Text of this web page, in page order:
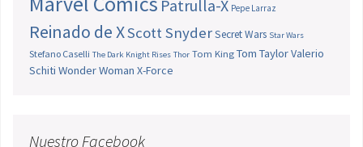
Patrulla-X Pepe Larraz
Reinado de XScott SnyderSecret Wars Star Wars
Stefano Caselli The Dark Knight Rises Thor Tom King Tom TaylorValerio
Schiti Wonder Woman X-Force
Nuestro Facebook